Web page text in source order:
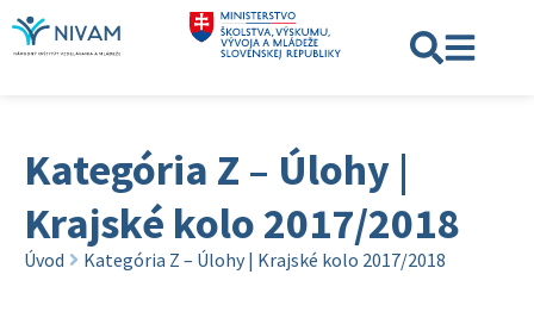
Kategória Z – Úlohy |
Krajské kolo 2017/2018
Úvod Kategória Z – Úlohy | Krajské kolo 2017/2018